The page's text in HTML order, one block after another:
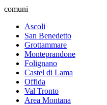
comuni
Ascoli
San Benedetto
Grottammare
Monteprandone
Folignano
Castel di Lama
Offida
Val Tronto
Area Montana